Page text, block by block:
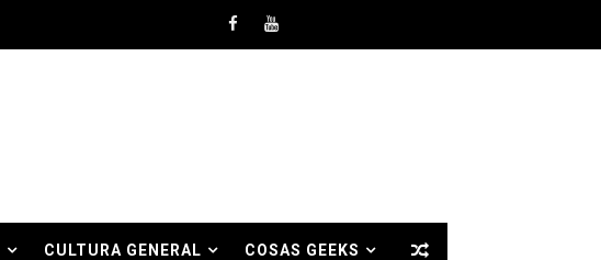
CULTURA GENERAL COSAS GEEKS